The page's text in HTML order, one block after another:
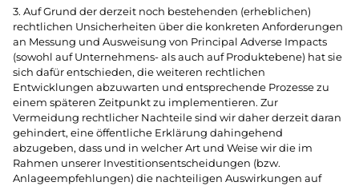
3. Auf Grund der derzeit noch bestehenden (erheblichen)
rechtlichen Unsicherheiten über die konkreten Anforderungen
an Messung und Ausweisung von Principal Adverse Impacts
(sowohl auf Unternehmens- als auch auf Produktebene) hat sie
sich dafür entschieden, die weiteren rechtlichen
Entwicklungen abzuwarten und entsprechende Prozesse zu
einem späteren Zeitpunkt zu implementieren. Zur
Vermeidung rechtlicher Nachteile sind wir daher derzeit daran
gehindert, eine öffentliche Erklärung dahingehend
abzugeben, dass und in welcher Art und Weise wir die im
Rahmen unserer Investitionsentscheidungen (bzw.
Anlageempfehlungen) die nachteiligen Auswirkungen auf